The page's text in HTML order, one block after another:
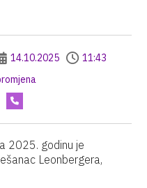
14.10.2025
11:43
2025. godinu je
Leonbergera,